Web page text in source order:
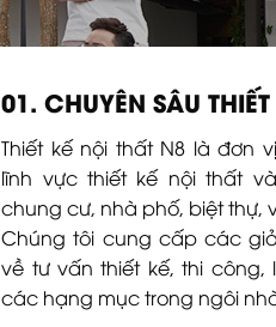
01. CHUYÊN SÂU
Thiết kế nội thất N8 là đơn
lĩnh vực thiết kế nội thất
chung cư, nhà phố, biệt thự,
Chúng tôi cung cấp các
về tư vấn thiết kế, thi công,
các hạng mục trong ngôi